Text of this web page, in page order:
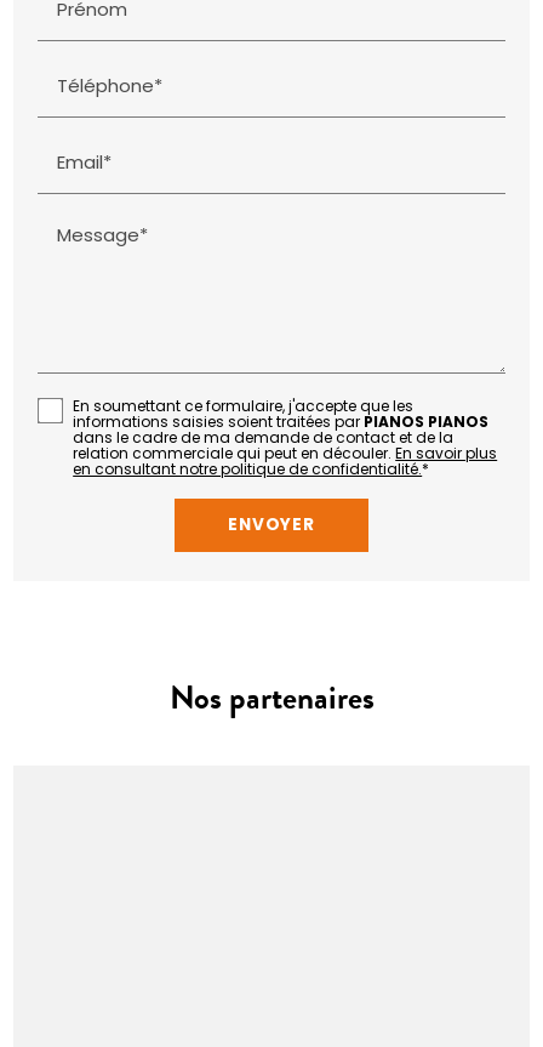
Prénom
Téléphone*
Email*
Message*
En soumettant ce formulaire, j'accepte que les
informations saisies soient traitées par PIANOS PIANOS
dans le cadre de ma demande de contact et de la
relation commerciale qui peut en découler.En savoir plus
en consultant notre politique de confidentialité.*
Nos partenaires